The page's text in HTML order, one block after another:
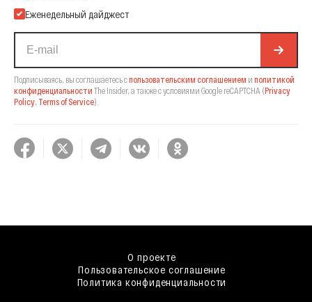
Еженедельный дайджест
Подписываясь, вы соглашаетесь спользовательским соглашением и политикой
конфиденциальности The Insider, а также с условиями Google reCAPTCHA (Privacy
Policy, Terms of Service).
О проекте
Пользовательское соглашение
Политика конфиденциальности